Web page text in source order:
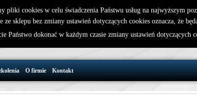
32 721 86 72
support@wirelesslan.com.pl
W koszyku jest 0
O firmie Kontakt
pliki cookies w celu świadczenia Państwu usług na najwyższym
sklepu bez zmiany ustawień dotyczących cookies oznacza, że
Państwo dokonać w każdym czasie zmiany ustawień dotyczących